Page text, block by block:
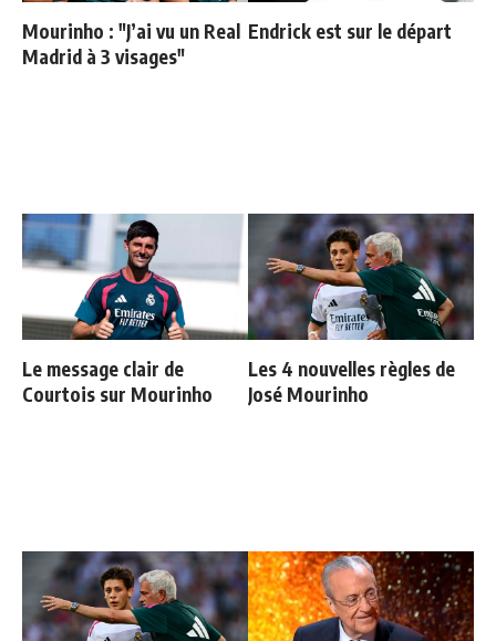
Mourinho : "J’ai vu un Real
Madrid à 3 visages"
Endrick est sur le départ
Le message clair de
Courtois sur Mourinho
Les 4 nouvelles règles de
José Mourinho